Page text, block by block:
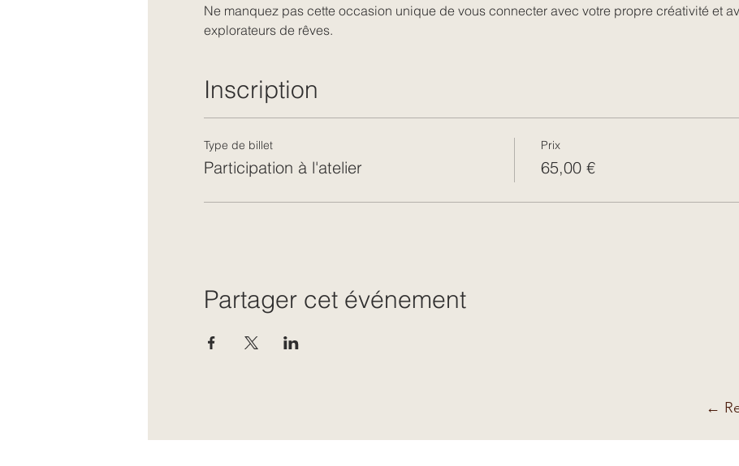
Ne manquez pas cette occasion unique de vous connecter avec votre propre créativité et
explorateurs de rêves.
Inscription
Type de billet
Participation à l'atelier
Prix
65,00 €
Partager cet événement
←